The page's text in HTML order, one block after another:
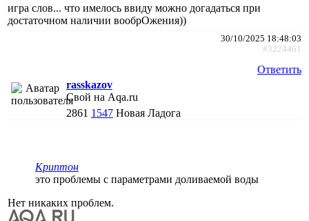
игра слов... что имелось ввиду можно догадаться при
достаточном наличии вообрОжения))
30/10/2025 18:48:03
#3224461
Ответить
rasskazov
Свой на Aqa.ru
2861 1547 Новая Ладога
Криптон
это проблемы с параметрами доливаемой воды
Нет никаких проблем.